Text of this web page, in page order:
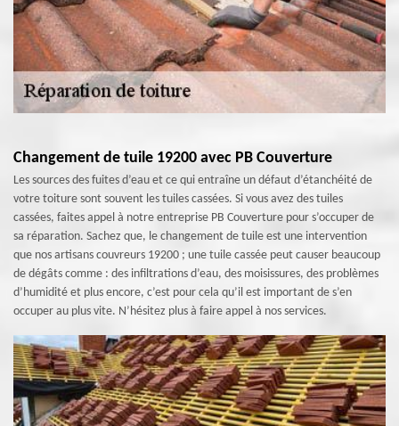
Changement de tuile 19200 avec PB Couverture
Les sources des fuites d’eau et ce qui entraîne un défaut d’étanchéité de
votre toiture sont souvent les tuiles cassées. Si vous avez des tuiles
cassées, faites appel à notre entreprise PB Couverture pour s’occuper de
sa réparation. Sachez que, le changement de tuile est une intervention
que nos artisans couvreurs 19200 ; une tuile cassée peut causer beaucoup
de dégâts comme : des infiltrations d’eau, des moisissures, des problèmes
d’humidité et plus encore, c’est pour cela qu’il est important de s’en
occuper au plus vite. N’hésitez plus à faire appel à nos services.